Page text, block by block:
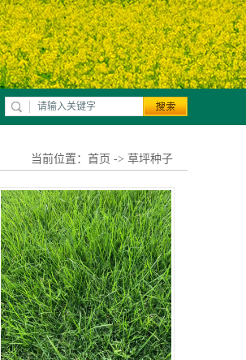
当前位置： 首页 -> 草坪种子